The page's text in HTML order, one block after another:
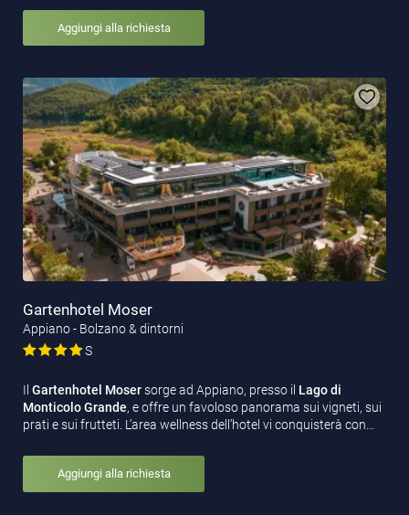
Aggiungi alla richiesta
Gartenhotel Moser
Appiano - Bolzano & dintorni
S
Il Gartenhotel Mosersorge ad Appiano, presso il Lago di
Monticolo Grande, e offre un favoloso panorama sui vigneti, sui
prati e sui frutteti. L’area wellness dell’hotel vi conquisterà con…
Aggiungi alla richiesta